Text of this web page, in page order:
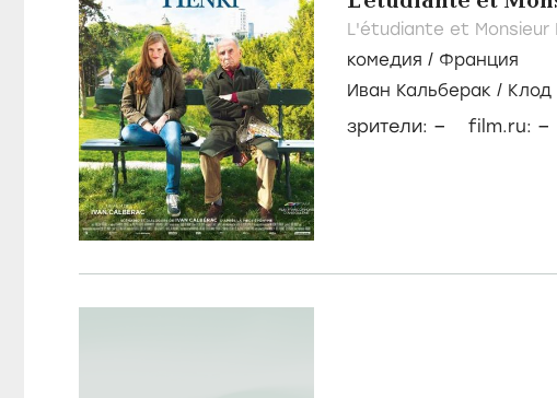
L'étudiante et Monsieur
комедия / Франция
Иван Кальберак / Клод
зрители: – film.ru: –